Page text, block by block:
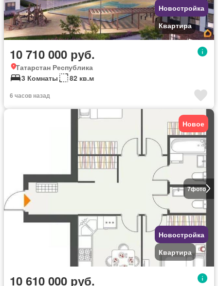
Новостройка
Квартира
10 710 000 руб.
Татарстан Республика
3 Комнаты
82 кв.м
6 часов назад
7фото
Новое
Новостройка
Квартира
10 610 000 руб.